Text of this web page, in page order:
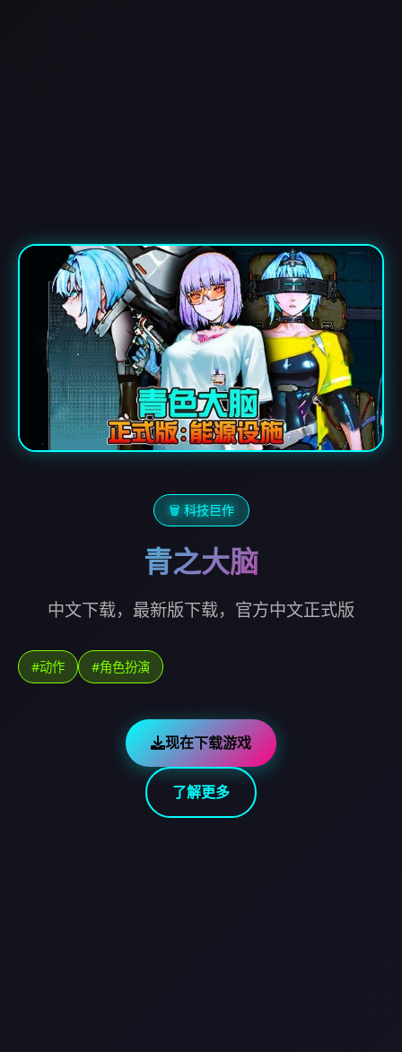
🗑️ 科技巨作
青之大脑
中文下载，最新版下载，官方中文正式版
#动作 #角色扮演
现在下载游戏
了解更多